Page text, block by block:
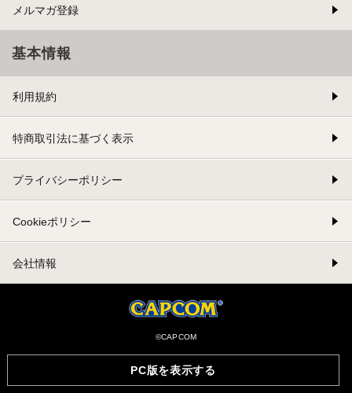
PC版を表示する
メルマガ登録
基本情報
利用規約
特商取引法に基づく表示
プライバシーポリシー
Cookieポリシー
会社情報
©CAPCOM